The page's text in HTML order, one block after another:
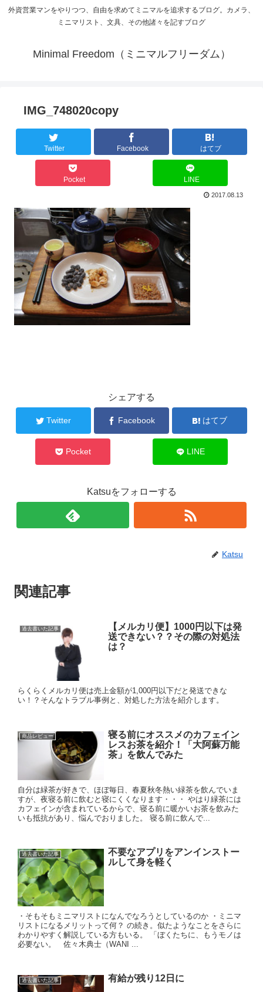
外資営業マンをやりつつ、自由を求めてミニマルを追求するブログ。カメラ、
ミニマリスト、文具、その他諸々を記すブログ
Minimal Freedom（ミニマルフリーダム）
IMG_748020copy
Twitter Facebook はてブ
Pocket LINE
2017.08.13
シェアする
Twitter Facebook はてブ
Pocket LINE
Katsuをフォローする
Katsu
関連記事
過去書いた記事
【メルカリ便】1000円以下は発
送できない？？その際の対処法
は？
らくらくメルカリ便は売上金額が1,000円以下だと発送できな
い！？そんなトラブル事例と、対処した方法を紹介します。
商品レビュー
寝る前にオススメのカフェイン
レスお茶を紹介！「大阿蘇万能
茶」を飲んでみた
自分は緑茶が好きで、ほぼ毎日、春夏秋冬熱い緑茶を飲んでいま
すが、夜寝る前に飲むと寝にくくなります・・・ やはり緑茶には
カフェインが含まれているからで、寝る前に暖かいお茶を飲みた
いも抵抗があり、悩んでおりました。 寝る前に飲んで...
過去書いた記事
不要なアプリをアンインストー
ルして身を軽く
・そもそもミニマリストになんでなろうとしているのか ・ミニマ
リストになるメリットって何？ の続き。似たようなことをさらに
わかりやすく解説している方もいる。 「ぼくたちに、もうモノは
必要ない。 佐々木典士（WANI ...
過去書いた記事 有給が残り12日に